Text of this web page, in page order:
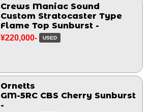
Crews Maniac Sound
Custom Stratocaster Type
Flame Top Sunburst -
¥220,000- USED
Ornetts
GM-5RC CBS Cherry Sunburst
-